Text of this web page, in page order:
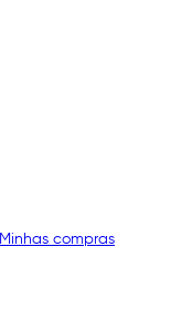
Minhas compras